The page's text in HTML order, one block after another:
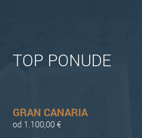
TOP PONUDE
GRAN CANARIA
od 1.100,00 €